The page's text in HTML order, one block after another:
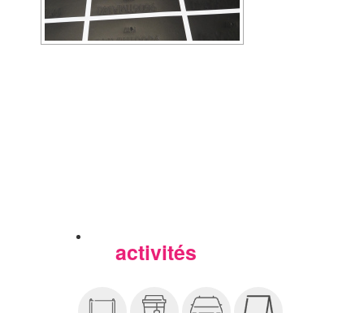
activités